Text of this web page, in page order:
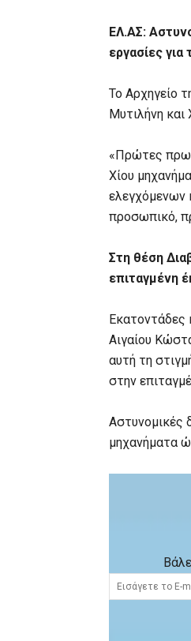
ΕΛ.ΑΣ:
εργασίες
Το Αρχηγείο
Μυτιλήνη και
«Πρώτες
Χίου
ελεγχόμενων
προσωπικό,
Στη θέση
επιταγμένη
Εκατοντάδες
Αιγαίου
αυτή τη
στην
Αστυνομικές
μηχανήματα